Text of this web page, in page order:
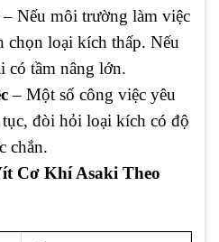
– Nếu môi trường làm việc
chọn loại kích thấp. Nếu
có tầm nâng lớn.
– Một số công việc yêu
đòi hỏi loại kích có độ
chắn.
Cơ Khí Asaki Theo